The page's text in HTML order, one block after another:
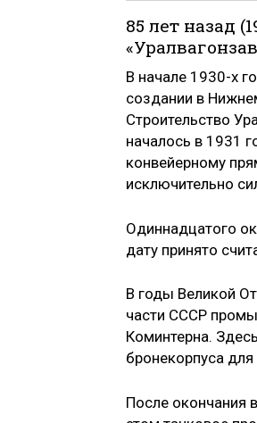
85 лет назад
В начале 1930-х
создании в
Строительство
началось в 1931
конвейерному
исключительно
Одиннадцатого
дату принято
В годы Великой
части СССР
Коминтерна.
бронекорпуса
После окончания